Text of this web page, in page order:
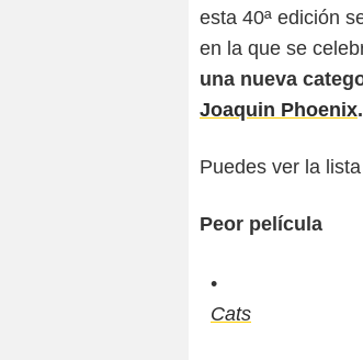
esta 40ª edición
en la que se
una nueva
Joaquin Phoenix.
Puedes ver la
Peor película
Cats